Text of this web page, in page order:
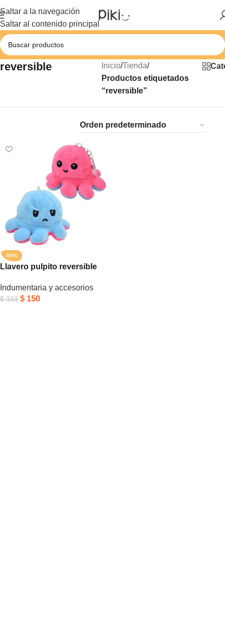
Saltar a la navegación
Saltar al contenido principal
reversible Inicio/Tienda/
Productos etiquetados
“reversible”
-55%
Llavero pulpito reversible
Indumentaria y accesorios
$333 $ 150